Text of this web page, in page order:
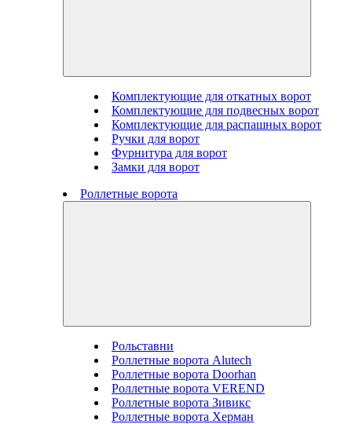
Комплектующие для откатных ворот
Комплектующие для подвесных ворот
Комплектующие для распашных ворот
Ручки для ворот
Фурнитура для ворот
Замки для ворот
Роллетные ворота
Рольставни
Роллетные ворота Alutech
Роллетные ворота Doorhan
Роллетные ворота VEREND
Роллетные ворота Зивикс
Роллетные ворота Херман